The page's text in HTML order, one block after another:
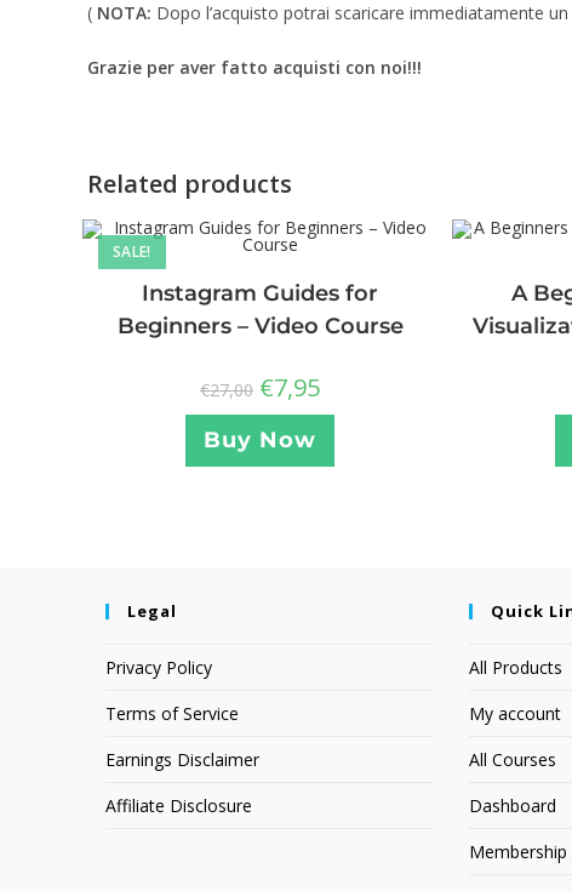
( NOTA: Dopo l’acquisto potrai scaricare immediatamente
Grazie per aver fatto acquisti con noi!!!
Related products
SALE!
Instagram Guides for
Beginners – Video Course
€27,00 €7,95
Buy Now
A
Legal
Privacy Policy
Terms of Service
Earnings Disclaimer
Affiliate Disclosure
Quick
All Products
My account
All Courses
Dashboard